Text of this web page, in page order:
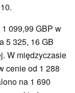
099,99 GBP w
5 325, 16 GB
W międzyczasie
cenie od 1 288
na 1 690